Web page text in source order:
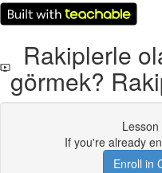
Rakiplerle
görmek?
If you're already
Enroll in